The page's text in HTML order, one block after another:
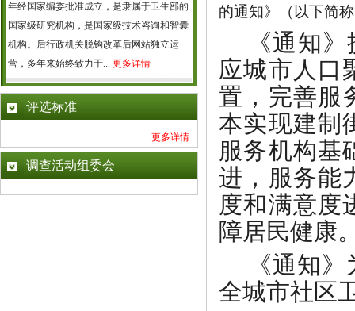
年经国家编委批准成立，是隶属于卫生部的
国家级研究机构，是国家级技术咨询和智囊
机构。后行政机关脱钩改革后网站独立运
营，多年来始终致力于... 更多详情
评选标准
更多详情
调查活动组委会
的通知》（以下简
《通知
应城市人口
置，完善服
本实现建制
服务机构基
进，服务能
度和满意度
障居民健康
《通知
全城市社区